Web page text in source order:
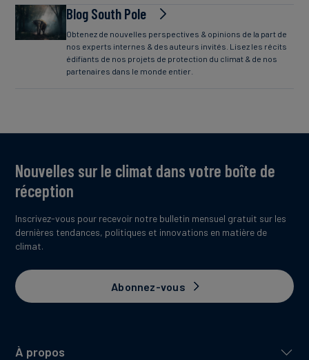
Blog South Pole
Obtenez de nouvelles perspectives & opinions de la part de
nos experts internes & des auteurs invités. Lisez les récits
édifiants de nos projets de protection du climat & de nos
partenaires dans le monde entier.
À propos
Nouvelles sur le climat dans votre boîte de
réception
Inscrivez-vous pour recevoir notre bulletin mensuel gratuit sur les
dernières tendances, politiques et innovations en matière de
climat.
Abonnez-vous